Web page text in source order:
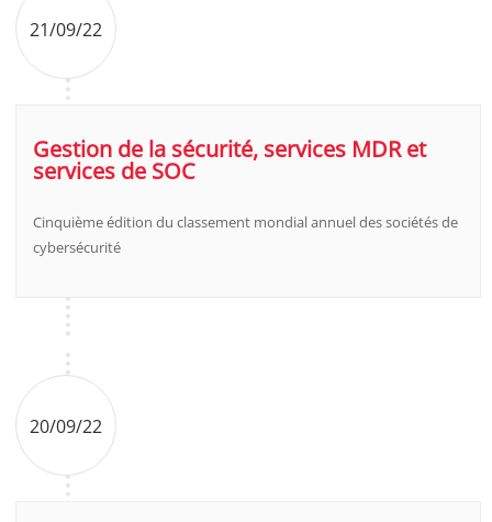
21/09/22
Gestion de la sécurité, services MDR et
services de SOC
Cinquième édition du classement mondial annuel des sociétés de
cybersécurité
20/09/22